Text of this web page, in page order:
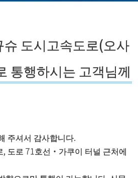
도시고속도로(오사
통행하시는 고객님께
주셔서 감사합니다.
도로 71호선・가쿠이 터널 근처에